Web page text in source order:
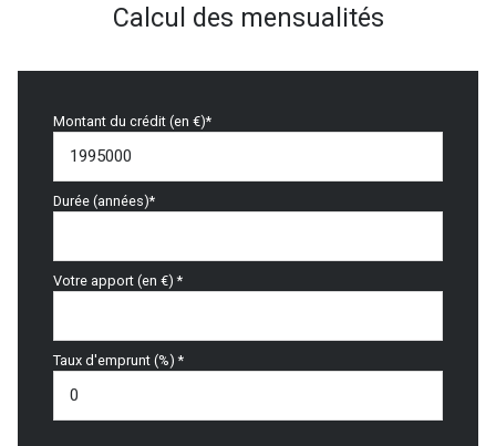
Calcul des mensualités
Montant du crédit (en €)*
Durée (années)*
Votre apport (en €) *
Taux d'emprunt (%) *